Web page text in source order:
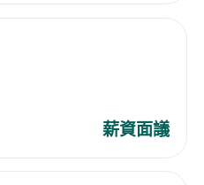
相关事务，跟进产品批
学历，医学、药学、管理
薪資面議